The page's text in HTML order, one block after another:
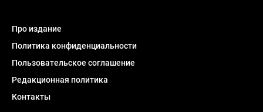
Про издание
Политика конфиденциальности
Пользовательское соглашение
Редакционная политика
Контакты